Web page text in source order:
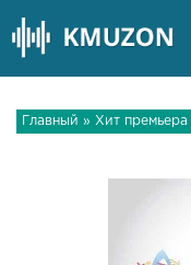
Главный » Хит премьера